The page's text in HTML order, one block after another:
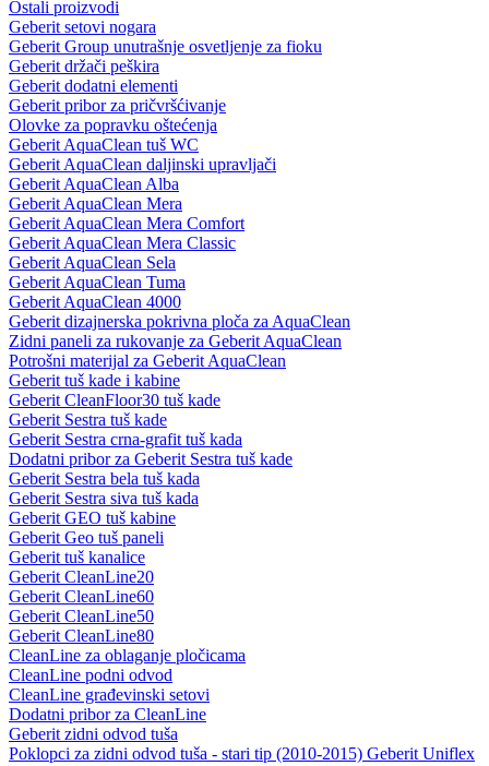
Ostali proizvodi
Geberit setovi nogara
Geberit Group unutrašnje osvetljenje za fioku
Geberit držači peškira
Geberit dodatni elementi
Geberit pribor za pričvršćivanje
Olovke za popravku oštećenja
Geberit AquaClean tuš WC
Geberit AquaClean daljinski upravljači
Geberit AquaClean Alba
Geberit AquaClean Mera
Geberit AquaClean Mera Comfort
Geberit AquaClean Mera Classic
Geberit AquaClean Sela
Geberit AquaClean Tuma
Geberit AquaClean 4000
Geberit dizajnerska pokrivna ploča za AquaClean
Zidni paneli za rukovanje za Geberit AquaClean
Potrošni materijal za Geberit AquaClean
Geberit tuš kade i kabine
Geberit CleanFloor30 tuš kade
Geberit Sestra tuš kade
Geberit Sestra crna-grafit tuš kada
Dodatni pribor za Geberit Sestra tuš kade
Geberit Sestra bela tuš kada
Geberit Sestra siva tuš kada
Geberit GEO tuš kabine
Geberit Geo tuš paneli
Geberit tuš kanalice
Geberit CleanLine20
Geberit CleanLine60
Geberit CleanLine50
Geberit CleanLine80
CleanLine za oblaganje pločicama
CleanLine podni odvod
CleanLine građevinski setovi
Dodatni pribor za CleanLine
Geberit zidni odvod tuša
Poklopci za zidni odvod tuša - stari tip (2010-2015) Geberit Uniflex